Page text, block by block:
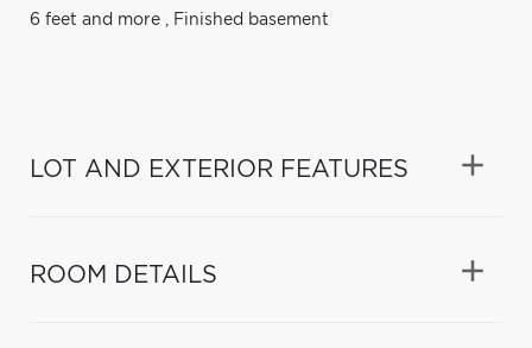
6 feet and more , Finished basement
LOT AND EXTERIOR FEATURES
ROOM DETAILS